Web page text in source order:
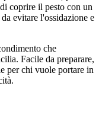
coprire il pesto con un
evitare l'ossidazione e
che
Facile da preparare,
per chi vuole portare in